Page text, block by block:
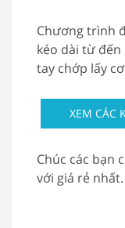
Chương trình
kéo dài từ đến
tay chớp lấy
XEM CÁC
Chúc các bạn
với giá rẻ nhất.